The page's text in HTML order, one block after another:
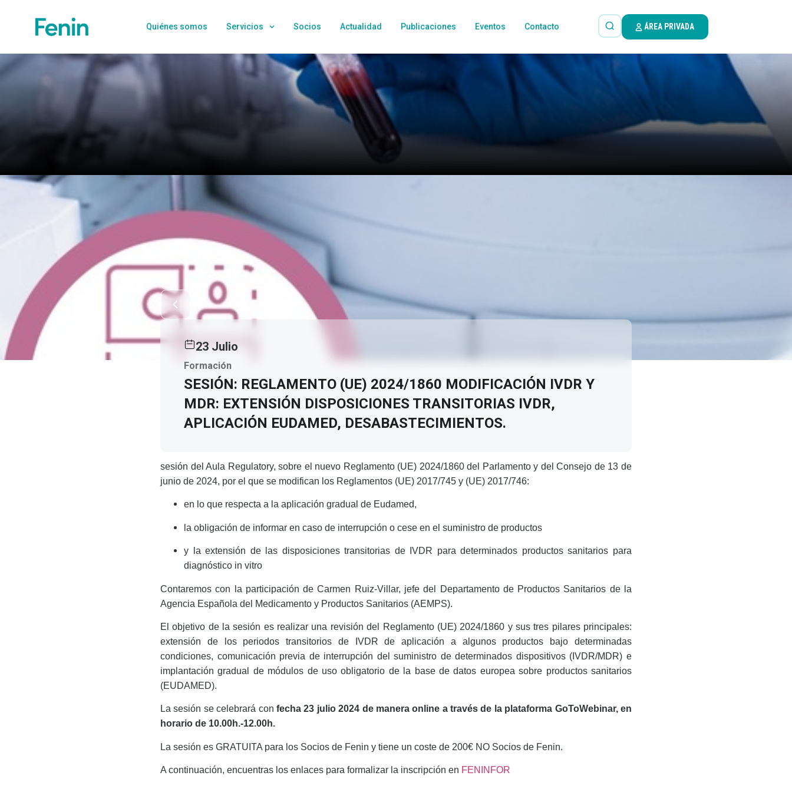
Quiénes somos Servicios Socios Actualidad Publicaciones Eventos Contacto ÁREA PRIVADA
23 Julio
Formación
SESIÓN: REGLAMENTO (UE) 2024/1860 MODIFICACIÓN IVDR Y
MDR: EXTENSIÓN DISPOSICIONES TRANSITORIAS IVDR,
APLICACIÓN EUDAMED, DESABASTECIMIENTOS.
sesión del Aula Regulatory, sobre el nuevo Reglamento (UE) 2024/1860 del Parlamento y del Consejo de 13 de
junio de 2024, por el que se modifican los Reglamentos (UE) 2017/745 y (UE) 2017/746:
en lo que respecta a la aplicación gradual de Eudamed,
la obligación de informar en caso de interrupción o cese en el suministro de productos
y la extensión de las disposiciones transitorias de IVDR para determinados productos sanitarios para
diagnóstico in vitro
Contaremos con la participación de Carmen Ruiz-Villar, jefe del Departamento de Productos Sanitarios de la
Agencia Española del Medicamento y Productos Sanitarios (AEMPS).
El objetivo de la sesión es realizar una revisión del Reglamento (UE) 2024/1860 y sus tres pilares principales:
extensión de los periodos transitorios de IVDR de aplicación a algunos productos bajo determinadas
condiciones, comunicación previa de interrupción del suministro de determinados dispositivos (IVDR/MDR) e
implantación gradual de módulos de uso obligatorio de la base de datos europea sobre productos sanitarios
(EUDAMED).
La sesión se celebrará con fecha 23 julio 2024 de manera online a través de la plataforma GoToWebinar, en
horario de 10.00h.-12.00h.
La sesión es GRATUITA para los Socios de Fenin y tiene un coste de 200€ NO Socios de Fenin.
A continuación, encuentras los enlaces para formalizar la inscripción en FENINFOR